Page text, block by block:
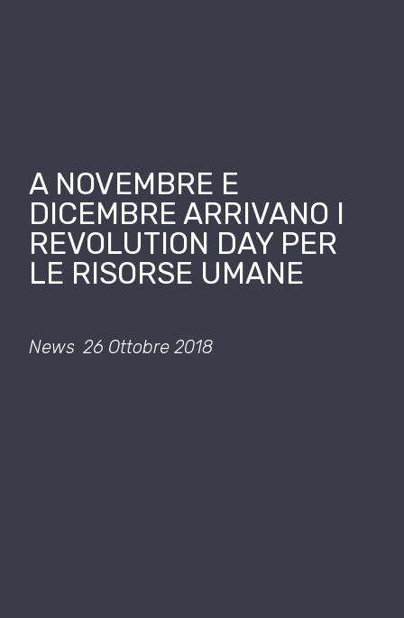
A NOVEMBRE E
DICEMBRE ARRIVANO I
REVOLUTION DAY PER
LE RISORSE UMANE
News 26 Ottobre 2018